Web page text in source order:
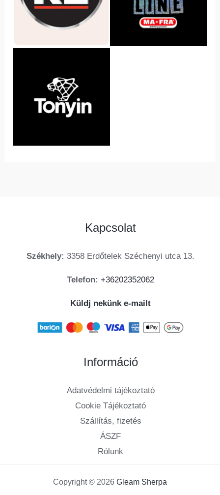
Kapcsolat
Székhely: 3358 Erdőtelek Széchenyi utca 13.
Telefon: +36202352062
Küldj nekünk e-mailt
Információ
Adatvédelmi tájékoztató
Cookie Tájékoztató
Szállítás, fizetés
ÁSZF
Rólunk
Copyright © 2026 Gleam Sherpa